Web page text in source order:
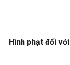
Hình phạt đối